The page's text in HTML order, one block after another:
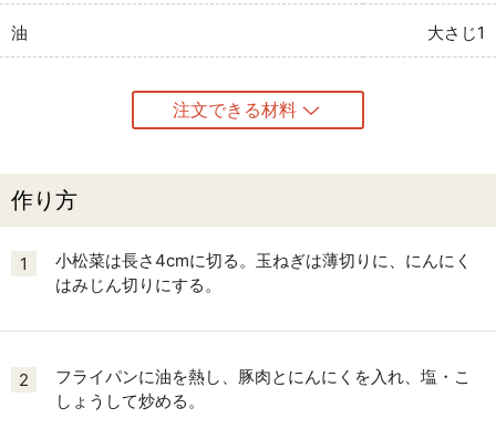
油 大さじ1
注文できる材料
作り方
1
小松菜は長さ4cmに切る。玉ねぎは薄切りに、にんにく
はみじん切りにする。
2
フライパンに油を熱し、豚肉とにんにくを入れ、塩・こ
しょうして炒める。